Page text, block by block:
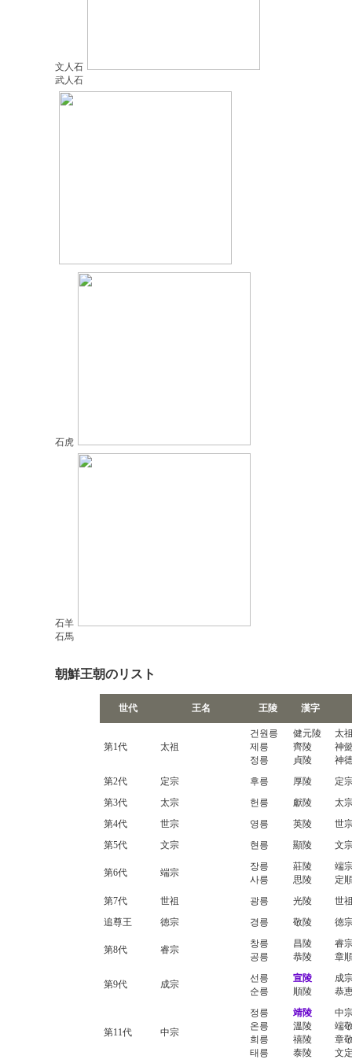
文人石
武人石
石虎
石羊
石馬
朝鮮王朝のリスト
世代 王名 王陵 漢字
第1代 太祖
건원릉
제릉
정릉
健元陵
齊陵
貞陵
太
神
神
第2代
定宗 후릉 厚陵
定
第3代
太宗 헌릉 獻陵
太
第4代
世宗 영릉 英陵
世
第5代
文宗 현릉 顯陵 文
第6代 端宗
장릉
사릉
莊陵
思陵
端
定
第7代
世祖 광릉 光陵
世
追尊王
徳宗 경릉 敬陵 徳
第8代 睿宗
창릉
공릉
昌陵
恭陵
睿
章
第9代 成宗
선릉
순릉
宣陵
順陵
成
恭
第11代 中宗
정릉
온릉
희릉
태릉
靖陵
溫陵
禧陵
泰陵
中
端
章
文